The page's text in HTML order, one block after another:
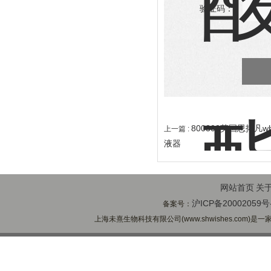
验证码：
上一篇 : 800308英国思拓凡
液器
网站首页 关
备案号：沪ICP备20002059
上海未熹生物科技有限公司(www.shwishes.com)是一